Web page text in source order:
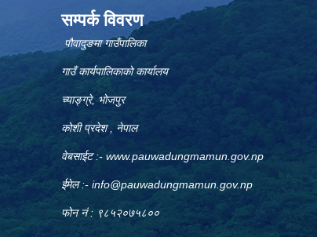
सम्पर्क विवरण
पौवादुङमा गाउँपालिका
गाउँ कार्यपालिकाको कार्यालय
च्याङ्ग्रे, भोजपुर
कोशी प्रदेश , नेपाल
वेबसाईट :- www.pauwadungmamun.gov.np
ईमेल :- info@pauwadungmamun.gov.np
फोन नं : ९८५२०७५८००